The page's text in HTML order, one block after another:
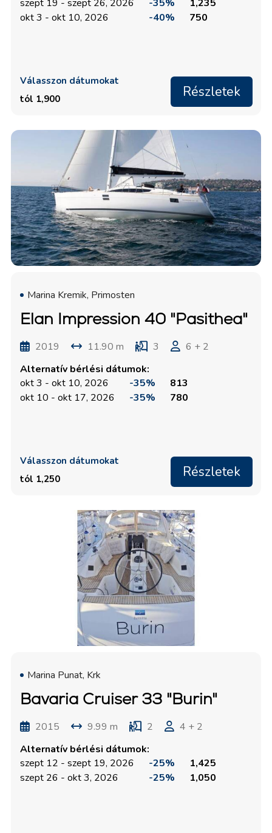
szept 19 - szept 26, 2026 -35%
1,235
okt 3 - okt 10, 2026
-40% 750
Válasszon dátumokat
tól 1,900
Részletek
Marina Kremik, Primosten
Elan Impression 40 "Pasithea"
2019 11.90 m 3
6 + 2
Alternatív bérlési dátumok:
okt 3 - okt 10, 2026
-35%
813
okt 10 - okt 17, 2026
-35% 780
Válasszon dátumokat
tól 1,250
Részletek
Marina Punat, Krk
Bavaria Cruiser 33 "Burin"
2015 9.99 m 2
4 + 2
Alternatív bérlési dátumok:
szept 12 - szept 19, 2026
-25%
1,425
szept 26 - okt 3, 2026
-25% 1,050